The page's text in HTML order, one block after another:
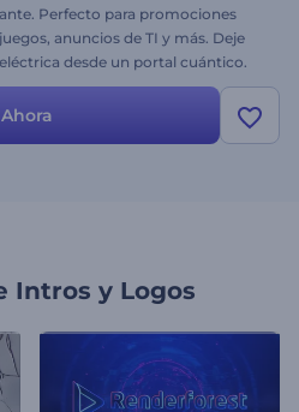
Perfecto para promociones
anuncios de TI y más. Deje
desde un portal cuántico.
Intros y Logos